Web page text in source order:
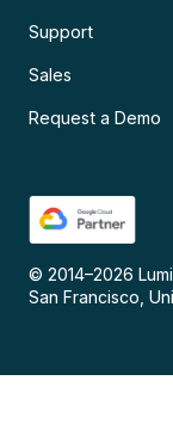
Support
Sales
Request a Demo
© 2014–2026
San Francisco,